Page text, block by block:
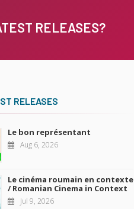
RELEASES?
RELEASES
Le bon représentant
Aug 6, 2026
Le cinéma roumain en contexte
/ Romanian Cinema in Context
Jul 9, 2026